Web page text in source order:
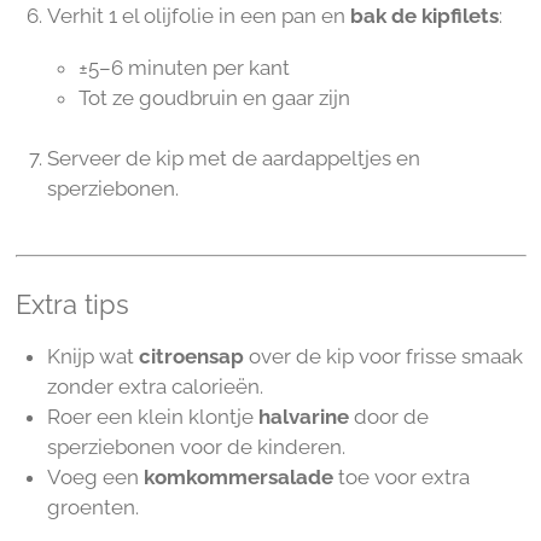
Verhit 1 el olijfolie in een pan en bak de kipfilets:
±5–6 minuten per kant
Tot ze goudbruin en gaar zijn
Serveer de kip met de aardappeltjes en
sperziebonen.
Extra tips
Knijp wat citroensapover de kip voor frisse smaak
zonder extra calorieën.
Roer een klein klontje halvarinedoor de
sperziebonen voor de kinderen.
Voeg een komkommersaladetoe voor extra
groenten.